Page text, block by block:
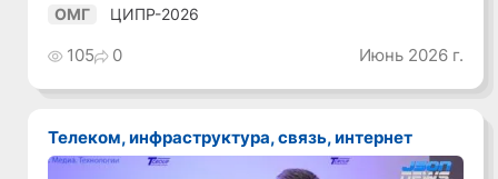
ОМГ ЦИПР-2026
105 0 Июнь 2026 г.
Телеком, инфраструктура, связь, интернет